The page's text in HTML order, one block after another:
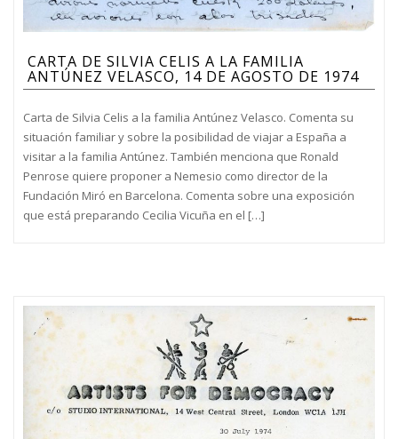
CARTA DE SILVIA CELIS A LA FAMILIA
ANTÚNEZ VELASCO, 14 DE AGOSTO DE 1974
Carta de Silvia Celis a la familia Antúnez Velasco. Comenta su
situación familiar y sobre la posibilidad de viajar a España a
visitar a la familia Antúnez. También menciona que Ronald
Penrose quiere proponer a Nemesio como director de la
Fundación Miró en Barcelona. Comenta sobre una exposición
que está preparando Cecilia Vicuña en el […]